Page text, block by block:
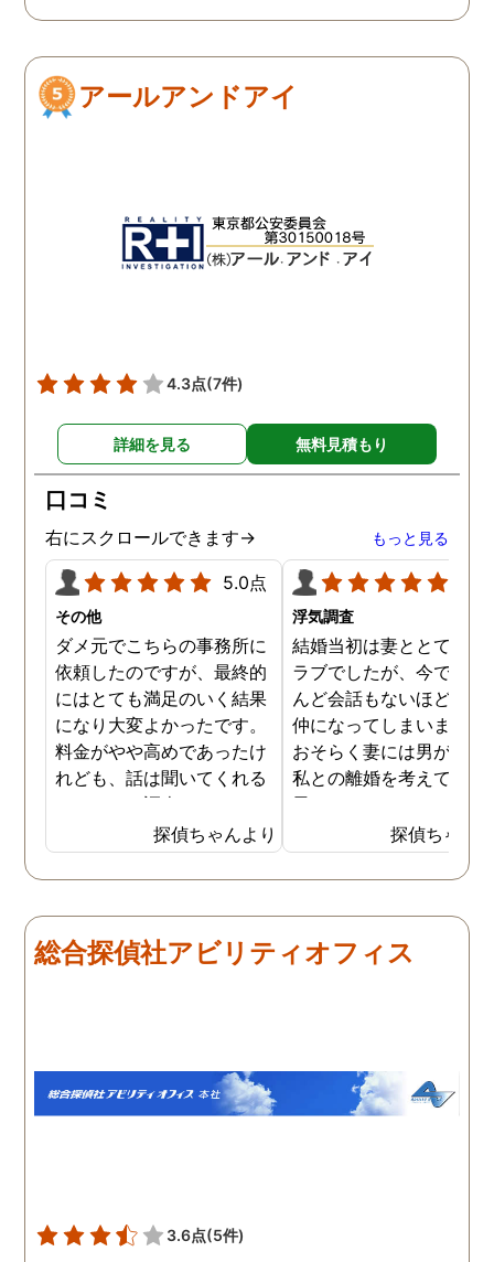
ダメ元で同じ相談をした
してくださり、そして私が
持ってる情報から的確にア
れて、実際に不貞の現場も
数回おさえることができと
らしいです。 また、さまざ
まな事情も汲んでくださ
り、私の精神的なフォロー
だけでなく、その後の弁護
士の紹介やアドバイスもし
ていただき、これから夫と
闘う自信もつきました。 本
当にMJリサーチさんにそ
して代表の方に出会えてよ
かったと思いました。 今度
お会いできる時は、いい報
告ができるようにしたいで
す。
ありましたので相談して
さりました。結果として
して下さり応援してるか
ねと温かい言葉までかけ
お願いしたいと思ってお
ます。本当にありがとう
ざいました。
アールアンドアイ
4.3点(7件)
詳細を見る 無料見積もり
口コミ
右にスクロールできます→ もっと見る
5.0点
その他
ダメ元でこちらの事務所に
依頼したのですが、最終的
にはとても満足のいく結果
になり大変よかったです。
料金がやや高めであったけ
れども、話は聞いてくれる
しきちんと調査してくれる
しで非常に満足していま
す。調査が終わった後もし
っかりとサポートしていた
になりました。さすが調査
のプロフェッショナルだと
探偵ちゃんより
浮気調査
結婚当初は妻ととてもラ
ラブでしたが、今ではほ
んど会話もないほど険悪
仲になってしまいました
おそらく妻には男がおり
私との離婚を考えている
思います。そこでどうせ
婚をするのならと思い、
の不倫の証拠を押さえて
から離婚を提案すること
みの日に妻は外出するこ
が多く、探偵にもその旨
入り、妻が男とラブホテ
に入って行った瞬間を押
えたとのことでした。あ
探偵ちゃん
総合探偵社アビリティオフィス
3.6点(5件)